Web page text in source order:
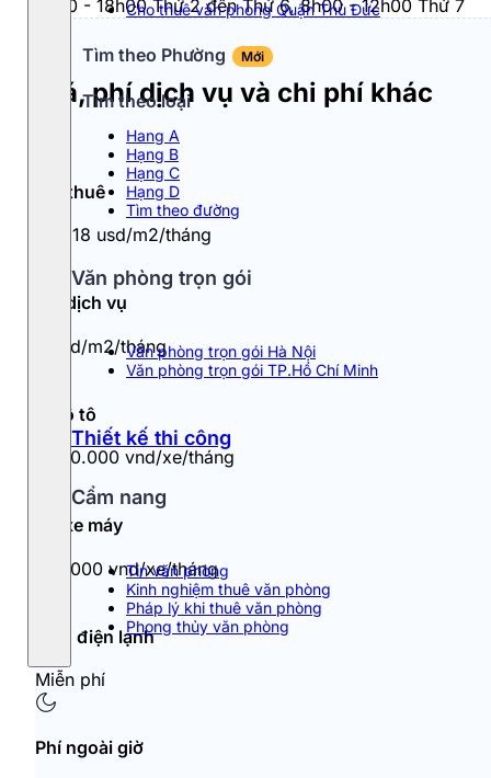
Cho thuê văn phòng Quận Thủ Đức
Tìm theo Phường Mới
Tìm theo loại
Hang A
Hạng B
Hạng C
Hạng D
Tìm theo đường
Văn phòng trọn gói
Văn phòng trọn gói Hà Nội
Văn phòng trọn gói TP.Hồ Chí Minh
Thiết kế thi công
Cẩm nang
Tin văn phòng
Kinh nghiệm thuê văn phòng
Pháp lý khi thuê văn phòng
Phong thủy văn phòng
8h00 - 18h00 Thứ 2 đến Thứ 6, 8h00 - 12h00 Thứ 7
Giá, phí dịch vụ và chi phí khác
Giá thuê
15 - 18 usd/m2/tháng
Phí dịch vụ
4 usd/m2/tháng
Đỗ ô tô
1.500.000 vnd/xe/tháng
Đỗ xe máy
150.000 vnd/xe/tháng
Tiền điện lạnh
Miễn phí
Phí ngoài giờ